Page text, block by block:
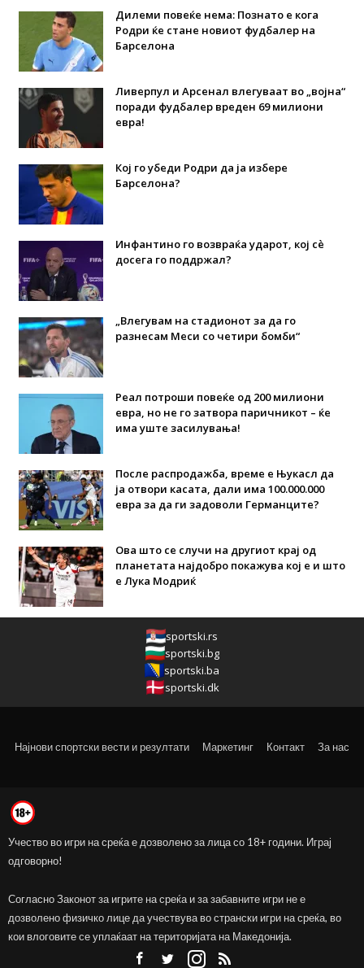
Дилеми повеќе нема: Познато е кога
Родри ќе стане новиот фудбалер на
Барселона
Ливерпул и Арсенал влегуваат во „војна“
поради фудбалер вреден 69 милиони
евра!
Кој го убеди Родри да ја избере
Барселона?
Инфантино го возвраќа ударот, кој сè
досега го поддржал?
„Влегувам на стадионот за да го
разнесам Меси со четири бомби“
Реал потроши повеќе од 200 милиони
евра, но не го затвора паричникот – ќе
има уште засилувања!
После распродажба, време е Њукасл да
ја отвори касата, дали има 100.000.000
евра за да ги задоволи Германците?
Ова што се случи на другиот крај од
планетата најдобро покажува кој е и што
е Лука Модриќ
sportski.rs
sportski.bg
sportski.ba
sportski.dk
Најнови спортски вести и резултати Маркетинг Контакт За нас
Учество во игри на среќа е дозволено за лица со 18+ години. Играј
одговорно!
Согласно Законот за игрите на среќа и за забавните игри не е
дозволено физичко лице да учествува во странски игри на среќа, во
кои влоговите се уплаќаат на територијата на Македонија.